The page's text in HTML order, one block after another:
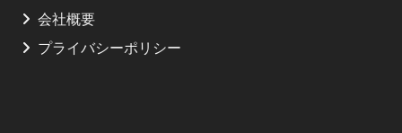
会社概要
プライバシーポリシー